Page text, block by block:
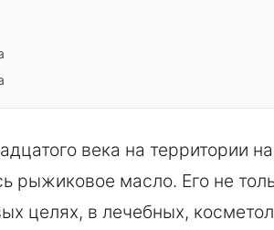
века на территории
рыжиковое масло. Его не
целях, в лечебных,